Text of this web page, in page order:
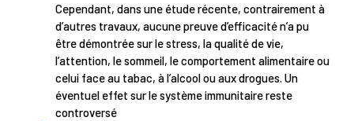
Cependant, dans une étude récente, contrairement à
d’autres travaux, aucune preuve d’efficacité n’a pu
être démontrée sur le stress, la qualité de vie,
l’attention, le sommeil, le comportement alimentaire ou
celui face au tabac, à l’alcool ou aux drogues. Un
éventuel effet sur le système immunitaire reste
controversé